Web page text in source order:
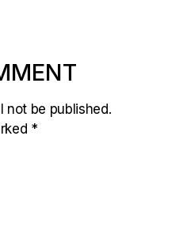
not be published.
*